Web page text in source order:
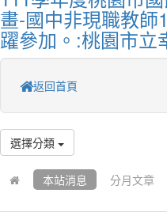
畫-國中非現職教
躍參加。:桃園市立
返回首頁
選擇分類
本站消息 分月文章